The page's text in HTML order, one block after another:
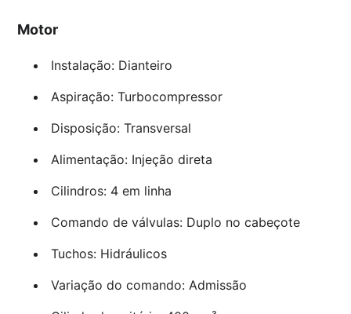
Motor
Instalação: Dianteiro
Aspiração: Turbocompressor
Disposição: Transversal
Alimentação: Injeção direta
Cilindros: 4 em linha
Comando de válvulas: Duplo no cabeçote
Tuchos: Hidráulicos
Variação do comando: Admissão